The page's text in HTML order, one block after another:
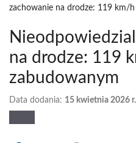
zachowanie na drodze: 119 km/
na drodze: 119
zabudowanym
Data dodania: 15 kwietnia 2026 r.